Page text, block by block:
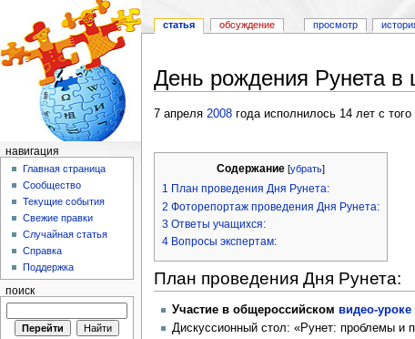
День рождения Рунета
7 апреля 2008года исполнилось 14 лет с
Содержание [убрать]
1 План проведения Дня Рунета:
2 Фоторепортаж проведения Дня Рунета:
3 Ответы учащихся:
4 Вопросы экспертам:
План проведения Дня Рунета:
Участие в общероссийском видео-
Дискуссионный стол: «Рунет: проблемы и
статья обсуждение просмотр
навигация
Главная страница
Сообщество
Текущие события
Свежие правки
Случайная статья
Справка
Поддержка
поиск